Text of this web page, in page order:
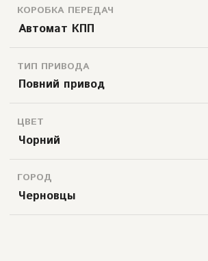
КОРОБКА ПЕРЕДАЧ
Автомат КПП
ТИП ПРИВОДА
Повний привод
ЦВЕТ
Чорний
ГОРОД
Черновцы